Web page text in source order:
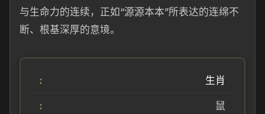
与生命力的连续，正如“源源本本”所表达的连绵不
断、根基深厚的意境。
生肖
鼠